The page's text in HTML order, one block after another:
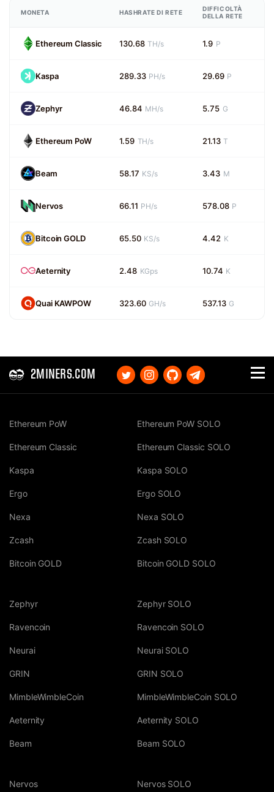
MONETA HASHRATE DI RETE
DIFFICOLTÀ
DELLA RETE
Ethereum Classic 130.68 TH/s 1.9 P
Kaspa 289.33 PH/s 29.69 P
Zephyr 46.84 MH/s 5.75 G
Ethereum PoW 1.59 TH/s 21.13 T
Beam 58.17 KS/s 3.43 M
Nervos 66.11 PH/s 578.08 P
Bitcoin GOLD 65.50 KS/s 4.42 K
Aeternity 2.48 KGps 10.74 K
Quai KAWPOW 323.60 GH/s 537.13 G
2MINERS.COM
Ethereum PoW
Ethereum Classic
Kaspa
Ergo
Nexa
Zcash
Bitcoin GOLD
Ethereum PoW SOLO
Ethereum Classic SOLO
Kaspa SOLO
Ergo SOLO
Nexa SOLO
Zcash SOLO
Bitcoin GOLD SOLO
Zephyr
Ravencoin
Neurai
GRIN
MimbleWimbleCoin
Aeternity
Beam
Zephyr SOLO
Ravencoin SOLO
Neurai SOLO
GRIN SOLO
MimbleWimbleCoin SOLO
Aeternity SOLO
Beam SOLO
Nervos Nervos SOLO